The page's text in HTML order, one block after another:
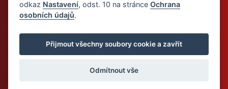
© 2026 Dietalegre - bílkovinná dieta pro zdravé hubnutí
odkaz Nastavení, odst. 10 na stránceOchrana
osobních údajů.
Přijmout všechny soubory cookie a zavřít
Odmítnout vše